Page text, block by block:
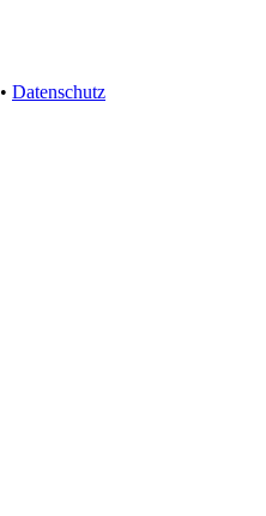
• Datenschutz